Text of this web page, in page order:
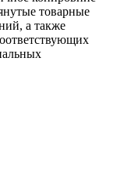
товарные
а также